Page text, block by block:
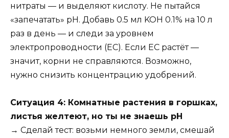
нитраты — и выделяют кислоту. Не пытайся
«запечатать» pH. Добавь 0.5 мл KOH 0.1% на 10 л
раз в день — и следи за уровнем
электропроводности (EC). Если EC растёт —
значит, корни не справляются. Возможно,
нужно снизить концентрацию удобрений.
Ситуация 4: Комнатные растения в горшках,
листья желтеют, но ты не знаешь pH
→ Сделай тест: возьми немного земли, смешай